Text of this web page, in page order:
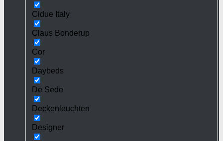
Cidue Italy
Claus Bonderup
Cor
Daybeds
De Sede
Deckenleuchten
Designer